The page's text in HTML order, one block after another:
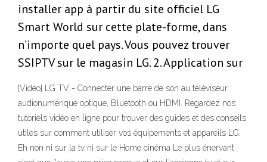
installer app à partir du site officiel LG
Smart World sur cette plate-forme, dans
n’importe quel pays. Vous pouvez trouver
SSIPTV sur le magasin LG. 2. Application sur
[Vidéo] LG TV - Connecter une barre de son au téléviseur :
audionumérique optique, Bluetooth ou HDMI. Regardez nos
tutoriels vidéo en ligne pour trouver des guides et des conseils
utiles sur comment utiliser vos équipements et appareils LG.
Eh non ni sur la tv ni sur le Home cinéma Le plus énervant